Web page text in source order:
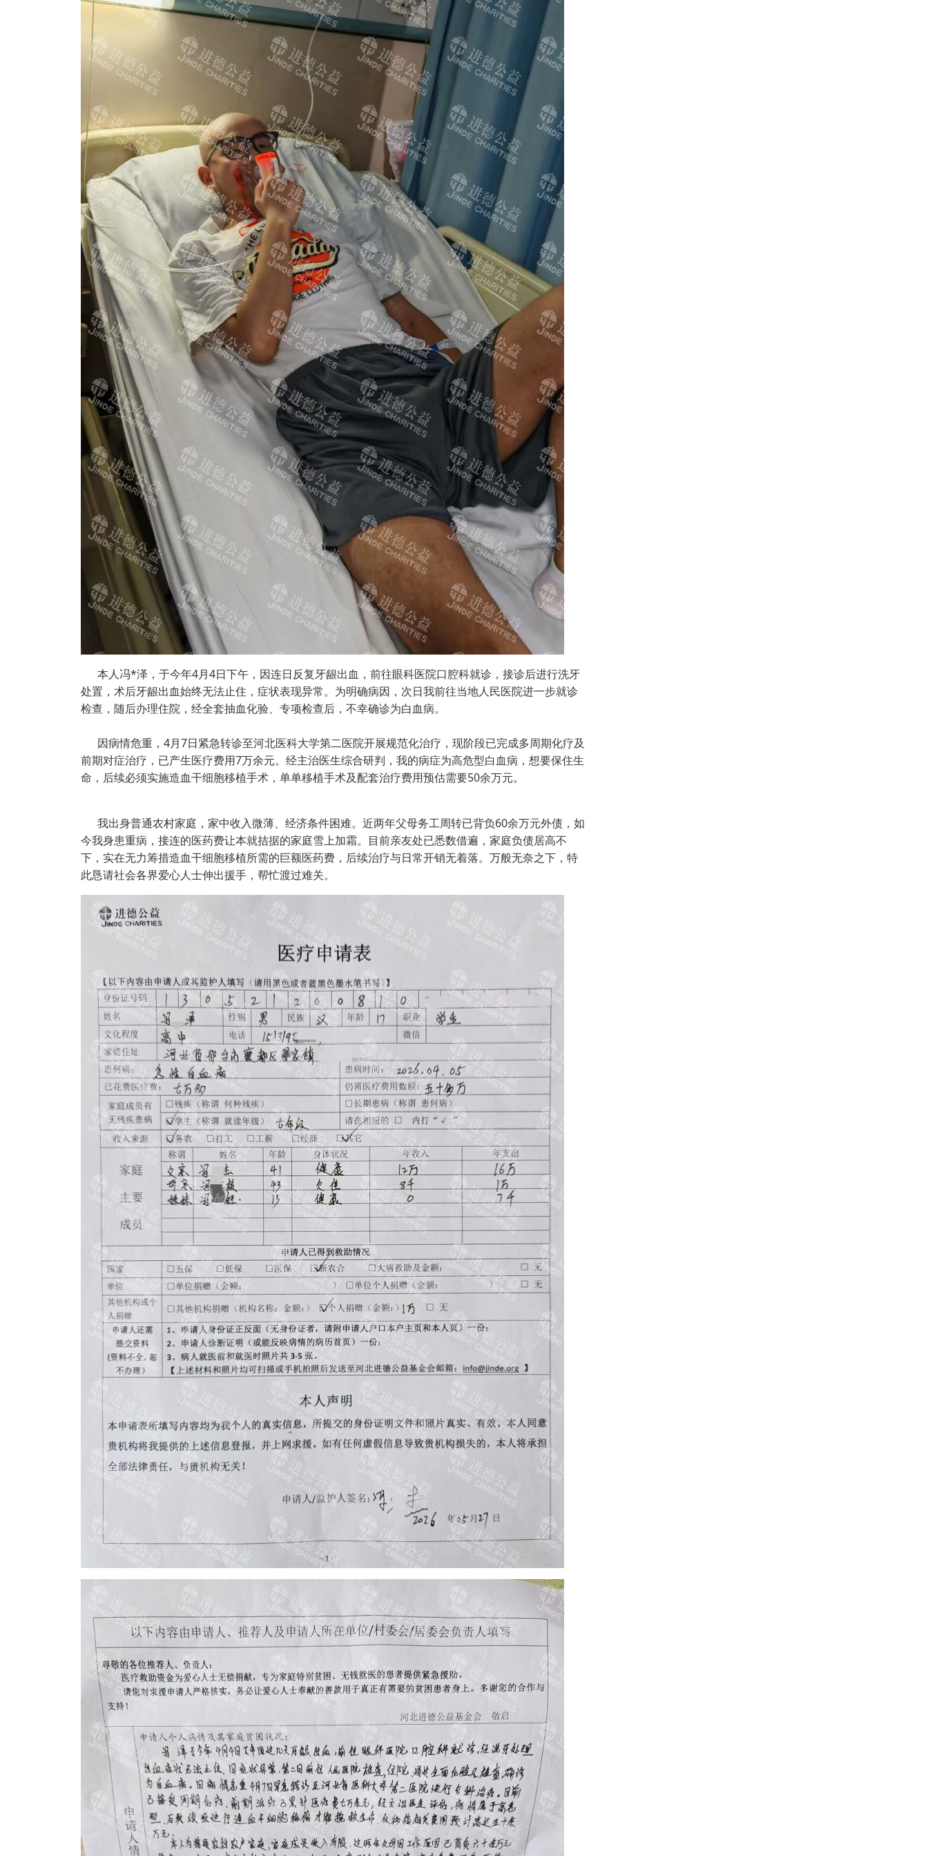
本人冯*泽，于今年4月4日下午，因连日反复牙龈出血，前往眼科医院口腔科就诊，接诊后进行洗牙
处置，术后牙龈出血始终无法止住，症状表现异常。为明确病因，次日我前往当地人民医院进一步就诊
检查，随后办理住院，经全套抽血化验、专项检查后，不幸确诊为白血病。
因病情危重，4月7日紧急转诊至河北医科大学第二医院开展规范化治疗，现阶段已完成多周期化疗及
前期对症治疗，已产生医疗费用7万余元。经主治医生综合研判，我的病症为高危型白血病，想要保住生
命，后续必须实施造血干细胞移植手术，单单移植手术及配套治疗费用预估需要50余万元。
我出身普通农村家庭，家中收入微薄、经济条件困难。近两年父母务工周转已背负60余万元外债，如
今我身患重病，接连的医药费让本就拮据的家庭雪上加霜。目前亲友处已悉数借遍，家庭负债居高不
下，实在无力筹措造血干细胞移植所需的巨额医药费，后续治疗与日常开销无着落。万般无奈之下，特
此恳请社会各界爱心人士伸出援手，帮忙渡过难关。